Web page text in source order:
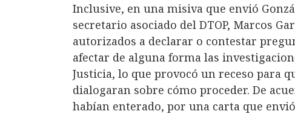
Inclusive, en una misiva que envió
secretario asociado del DTOP, Marcos
autorizados a declarar o contestar
afectar de alguna forma las
Justicia, lo que provocó un receso para
dialogaran sobre cómo proceder. De
habían enterado, por una carta que